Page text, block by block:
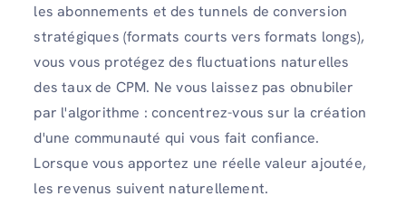
les abonnements et des tunnels de conversion
stratégiques (formats courts vers formats longs),
vous vous protégez des fluctuations naturelles
des taux de CPM. Ne vous laissez pas obnubiler
par l'algorithme : concentrez-vous sur la création
d'une communauté qui vous fait confiance.
Lorsque vous apportez une réelle valeur ajoutée,
les revenus suivent naturellement.